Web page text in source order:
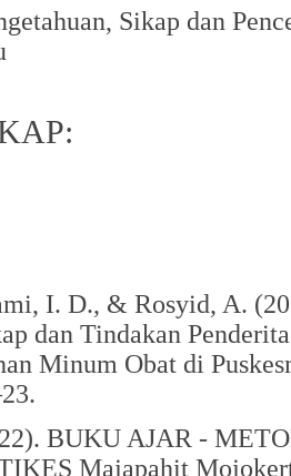
Sikap dan
I. D., & Rosyid, A.
dan Tindakan
Minum Obat di
BUKU AJAR -
Majapahit